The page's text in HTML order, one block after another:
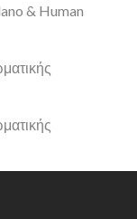
& Human